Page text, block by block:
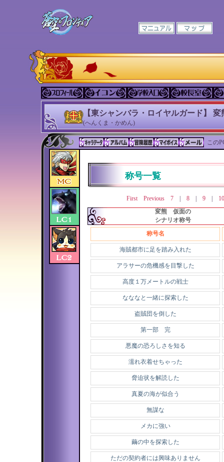
【東シャンバラ・ロイヤルガード】
(へんくま・かめん)
この
称号一覧
First Previous 7| 8| 9|
10
変熊 仮面の
シナリオ称号
称号名
海賊都市に足を踏み入れた
アラサーの危機感を目撃した
高度１万メートルの戦士
なななと一緒に探索した
盗賊団を倒した
第一部 完
悪魔の恐ろしさを知る
濡れ衣着せちゃった
脅迫状を解読した
真夏の海が似合う
無謀な
メカに強い
繭の中を探索した
ただの契約者には興味ありません